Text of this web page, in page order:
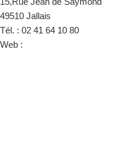
49510 Jallais
Tél. : 02 41 64 10 80
Web :